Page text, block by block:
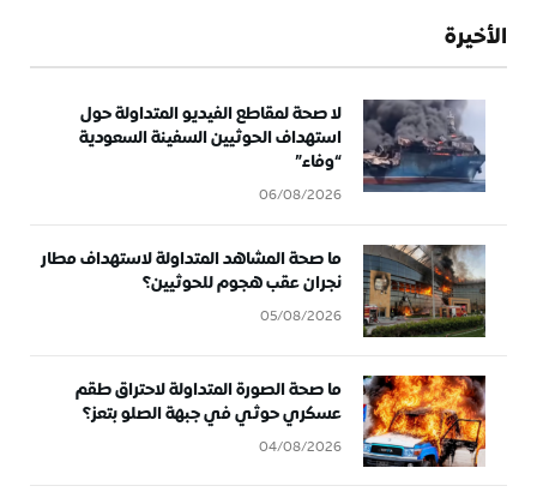
الأخيرة
لا صحة لمقاطع الفيديو المتداولة حول
استهداف الحوثيين السفينة السعودية
“وفاء”
06/08/2026
ما صحة المشاهد المتداولة لاستهداف مطار
نجران عقب هجوم للحوثيين؟
05/08/2026
ما صحة الصورة المتداولة لاحتراق طقم
عسكري حوثي في جبهة الصلو بتعز؟
04/08/2026